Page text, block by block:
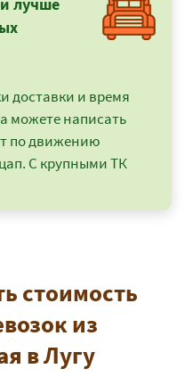
лучше
доставки и время
можете написать
по движению
С крупными ТК
стоимость
из
в Лугу